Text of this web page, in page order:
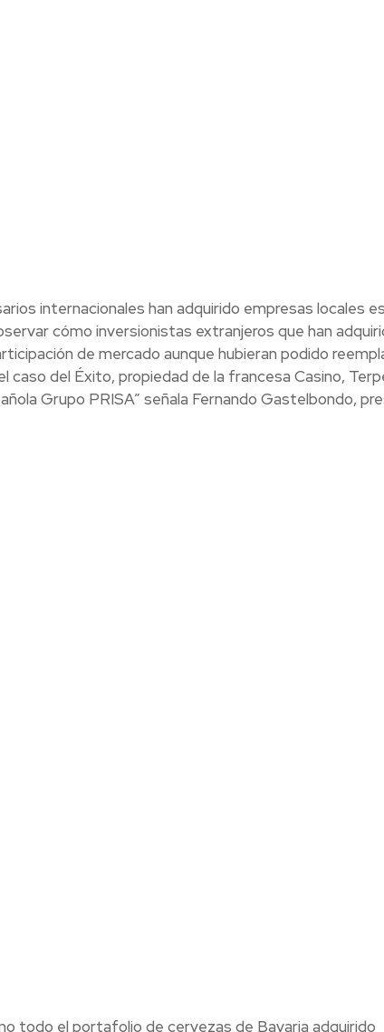
internacionales han adquirido empresas locales
cómo inversionistas extranjeros que han
de mercado aunque hubieran podido
caso del Éxito, propiedad de la francesa Casino,
Grupo PRISA” señala Fernando Gastelbondo,
todo el portafolio de cervezas de Bavaria adquirido